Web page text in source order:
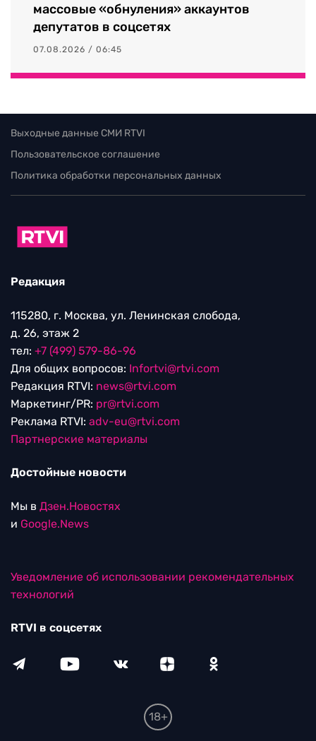
массовые «обнуления» аккаунтов
депутатов в соцсетях
07.08.2026 / 06:45
Выходные данные СМИ RTVI
Пользовательское соглашение
Политика обработки персональных данных
Редакция
115280, г. Москва, ул. Ленинская слобода,
д. 26, этаж 2
тел: +7 (499) 579-86-96
Для общих вопросов: Infortvi@rtvi.com
Редакция RTVI: news@rtvi.com
Маркетинг/PR: pr@rtvi.com
Реклама RTVI: adv-eu@rtvi.com
Партнерские материалы
Достойные новости
Мы в Дзен.Новостях
и Google.News
Уведомление об использовании рекомендательных
технологий
RTVI в соцсетях
18+